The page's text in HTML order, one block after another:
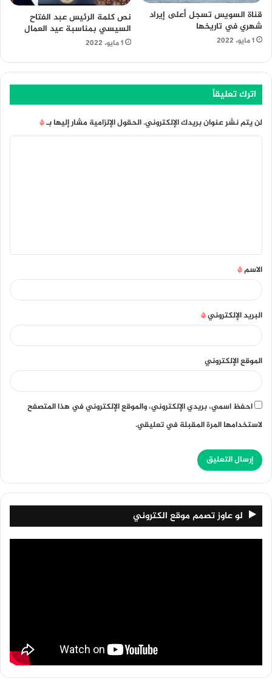
قناة السويس تسجل أعلى إيراد
شهري في تاريخها
1 مايو، 2022
نص كلمة الرئيس عبد الفتاح
السيسي بمناسبة عيد العمال
1 مايو، 2022
اترك تعليقاً
لن يتم نشر عنوان بريدك الإلكتروني.الحقول الإلزامية مشار إليها بـ*
ق
*
الاسم*
البريد الإلكتروني*
الموقع الإلكتروني
احفظ اسمي، بريدي الإلكتروني، والموقع الإلكتروني في هذا المتصفح
لاستخدامها المرة المقبلة في تعليقي.
لو عاوز تصمم موقع الكتروني